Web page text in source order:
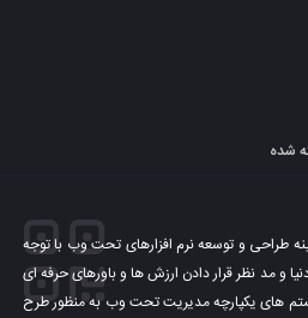
شده
را در زمینه طراحی و توسعه نرم افزارهای تحت وب با توجه
و مد نظر قرار دادن ارزش ها و باورهای حرفه ای
های یکپارچه مدیریت تحت وب به منظور طرح